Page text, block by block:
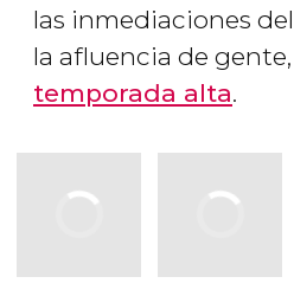
las inmediaciones
la afluencia de
temporada alta.